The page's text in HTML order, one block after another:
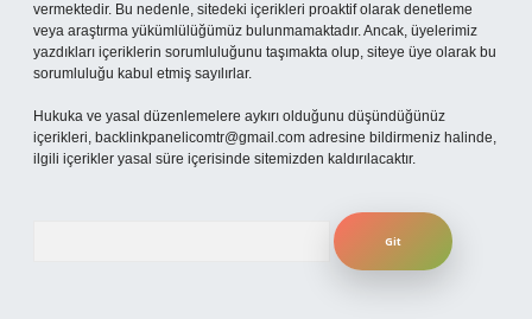
vermektedir. Bu nedenle, sitedeki içerikleri proaktif olarak denetleme
veya araştırma yükümlülüğümüz bulunmamaktadır. Ancak, üyelerimiz
yazdıkları içeriklerin sorumluluğunu taşımakta olup, siteye üye olarak bu
sorumluluğu kabul etmiş sayılırlar.
Hukuka ve yasal düzenlemelere aykırı olduğunu düşündüğünüz
içerikleri, backlinkpanelicomtr@gmail.com adresine bildirmeniz halinde,
ilgili içerikler yasal süre içerisinde sitemizden kaldırılacaktır.